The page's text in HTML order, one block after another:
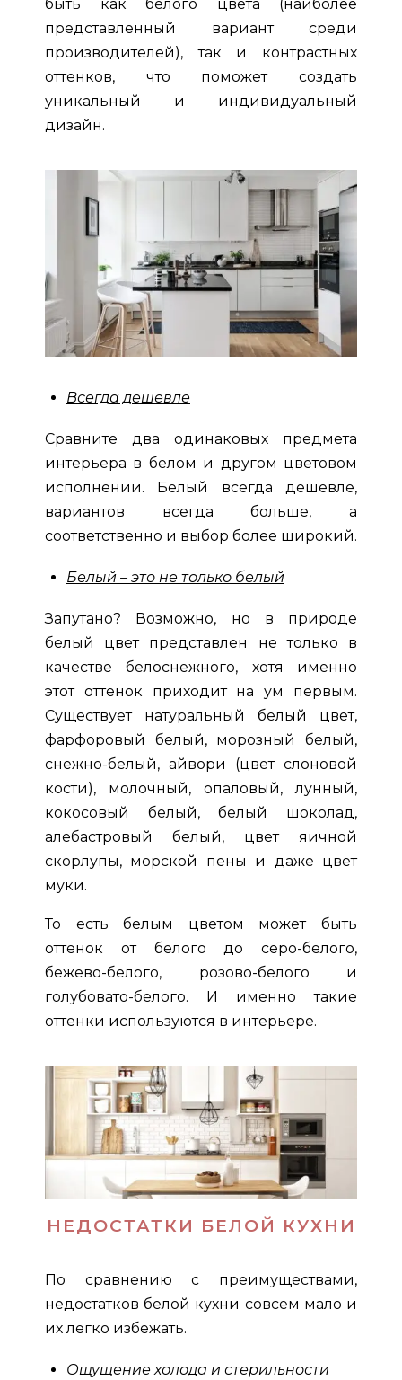
быть как белого цвета (наиболее
представленный вариант среди
производителей), так и контрастных
оттенков, что поможет создать
уникальный и индивидуальный
дизайн.
Всегда дешевле
Сравните два одинаковых предмета
интерьера в белом и другом цветовом
исполнении. Белый всегда дешевле,
вариантов всегда больше, а
соответственно и выбор более широкий.
Белый – это не только белый
Запутано? Возможно, но в природе
белый цвет представлен не только в
качестве белоснежного, хотя именно
этот оттенок приходит на ум первым.
Существует натуральный белый цвет,
фарфоровый белый, морозный белый,
снежно-белый, айвори (цвет слоновой
кости), молочный, опаловый, лунный,
кокосовый белый, белый шоколад,
алебастровый белый, цвет яичной
скорлупы, морской пены и даже цвет
муки.
То есть белым цветом может быть
оттенок от белого до серо-белого,
бежево-белого, розово-белого и
голубовато-белого. И именно такие
оттенки используются в интерьере.
НЕДОСТАТКИ БЕЛОЙ КУХНИ
По сравнению с преимуществами,
недостатков белой кухни совсем мало и
их легко избежать.
Ощущение холода и стерильности